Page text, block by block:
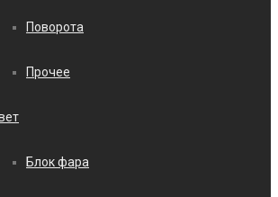
Поворота
Прочее
Блок фара